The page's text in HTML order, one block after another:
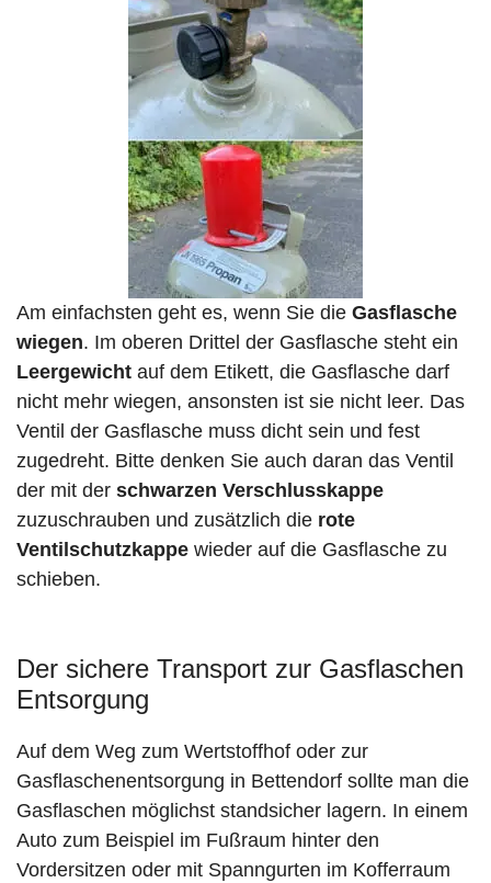
Am einfachsten geht es, wenn Sie die Gasflasche
wiegen. Im oberen Drittel der Gasflasche steht ein
Leergewicht auf dem Etikett, die Gasflasche darf
nicht mehr wiegen, ansonsten ist sie nicht leer. Das
Ventil der Gasflasche muss dicht sein und fest
zugedreht. Bitte denken Sie auch daran das Ventil
der mit der schwarzen Verschlusskappe
zuzuschrauben und zusätzlich die rote
Ventilschutzkappe wieder auf die Gasflasche zu
schieben.
Der sichere Transport zur Gasflaschen
Entsorgung
Auf dem Weg zum Wertstoffhof oder zur
Gasflaschenentsorgung in Bettendorf sollte man die
Gasflaschen möglichst standsicher lagern. In einem
Auto zum Beispiel im Fußraum hinter den
Vordersitzen oder mit Spanngurten im Kofferraum